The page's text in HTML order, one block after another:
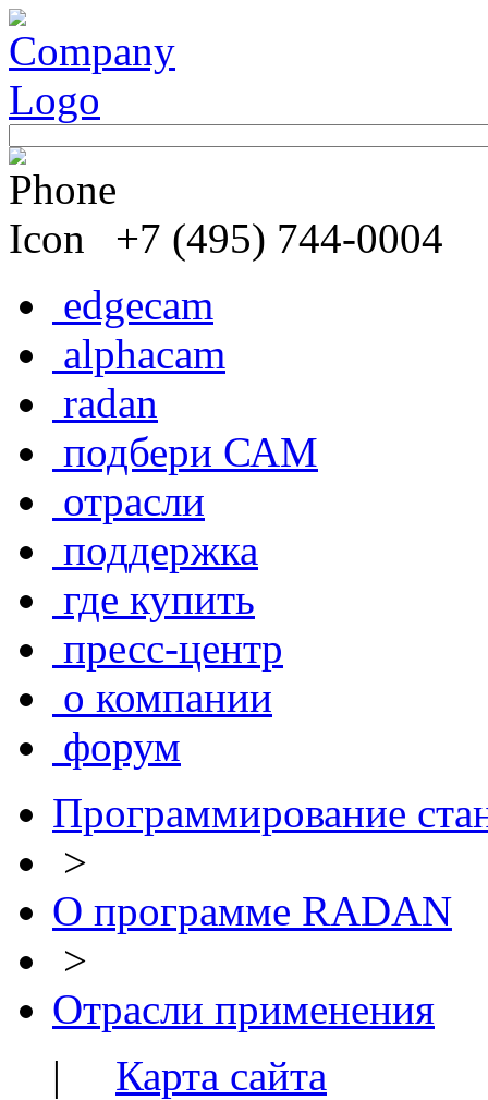
+7 (495) 744-0004
edgecam
alphacam
radan
подбери САМ
отрасли
поддержка
где купить
пресс-центр
о компании
форум
Программирование
>
О программе RADAN
>
Отрасли применения
| Карта сайта